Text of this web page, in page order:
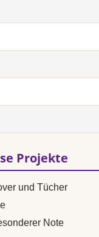
Projekte
und Tücher
Note